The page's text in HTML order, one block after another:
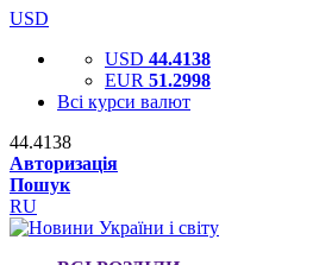
USD
USD 44.4138
EUR 51.2998
Всі курси валют
44.4138
Авторизація
Пошук
RU